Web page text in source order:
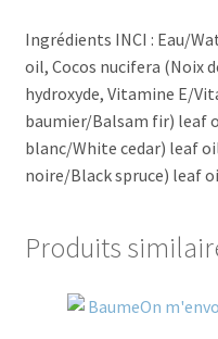
Ingrédients INCI : Eau/
oil, Cocos nucifera (Noix
hydroxyde, Vitamine E/
baumier/Balsam fir) leaf
blanc/White cedar) leaf
noire/Black spruce) leaf
Produits